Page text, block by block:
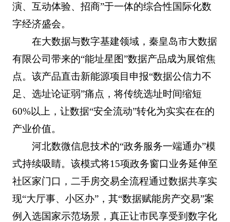
演、互动体验、招商”于一体的综合性国际化数
字经济盛会。
在大数据与数字基建领域，秦皇岛市大数据
有限公司带来的“能址星图”数据产品成为展馆焦
点。该产品直击新能源项目申报“数据公信力不
足、选址论证弱”痛点，将传统选址时间缩短
60%以上，让数据“安全流动”转化为实实在在的
产业价值。
河北数微信息技术的“政务服务一端通办”模
式持续吸睛。该模式将15项政务窗口业务延伸至
社区家门口，二手房交易全流程通过数据共享实
现“大厅事、小区办”，其“数据赋能房产交易”案
例入选国家示范场景，真正让市民享受到数字化